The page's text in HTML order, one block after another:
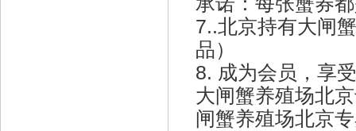
7..北京持有大闸
品）
8. 成为会员，享
大闸蟹养殖场北
闸蟹养殖场北京